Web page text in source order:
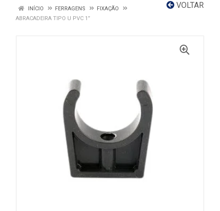
VOLTAR
INÍCIO FERRAGENS
FIXAÇÃO
ABRACADEIRA TIPO U PVC 1”